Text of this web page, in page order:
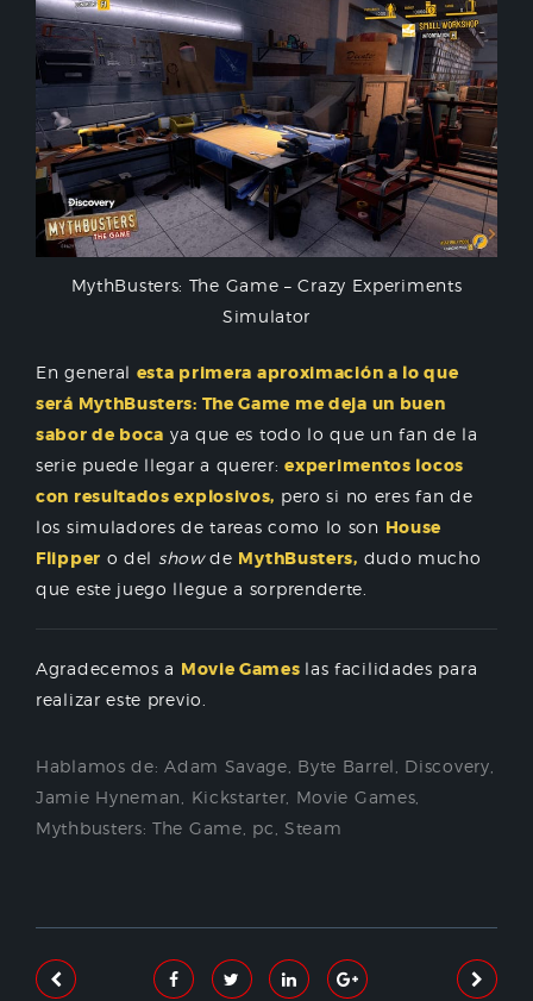
MythBusters: The Game – Crazy Experiments
Simulator
En general esta primera aproximación a lo que
será MythBusters: The Game me deja un buen
sabor de boca ya que es todo lo que un fan de la
serie puede llegar a querer:experimentos locos
con resultados explosivos, pero si no eres fan de
los simuladores de tareas como lo son House
Flipper o del showde MythBusters, dudo mucho
que este juego llegue a sorprenderte.
Agradecemos a Movie Games las facilidades para
realizar este previo.
Hablamos de:Adam Savage Byte Barrel Discovery
Jamie Hyneman
Kickstarter Movie Games
Mythbusters: The Game pc Steam